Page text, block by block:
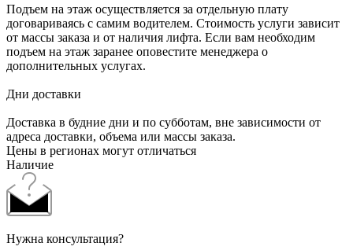
Подъем на этаж осуществляется за отдельную плату
договариваясь с самим водителем. Стоимость услуги зависит
от массы заказа и от наличия лифта. Если вам необходим
подъем на этаж заранее оповестите менеджера о
дополнительных услугах.
Дни доставки
Доставка в будние дни и по субботам, вне зависимости от
адреса доставки, объема или массы заказа.
Цены в регионах могут отличаться
Наличие
Нужна консультация?